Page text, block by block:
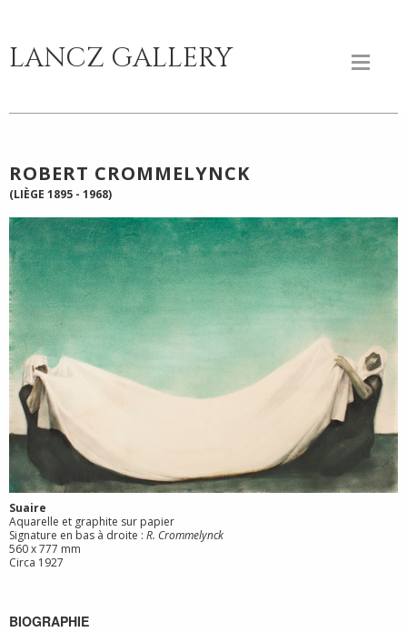
LANCZ GALLERY
ROBERT CROMMELYNCK
(LIÈGE 1895 - 1968)
Suaire
Aquarelle et graphite sur papier
Signature en bas à droite : R. Crommelynck
560 x 777 mm
Circa 1927
BIOGRAPHIE